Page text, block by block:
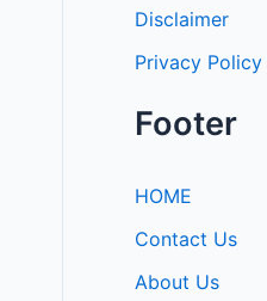
Disclaimer
Privacy Policy
Footer
HOME
Contact Us
About Us